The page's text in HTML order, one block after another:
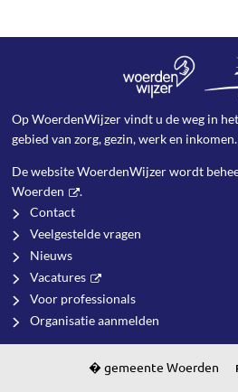
Op WoerdenWijzer vindt u de weg in
gebied van zorg, gezin, werk en inkomen.
De website WoerdenWijzer wordt
Woerden
.
Contact
Veelgestelde vragen
Nieuws
Vacatures
Voor professionals
Organisatie aanmelden